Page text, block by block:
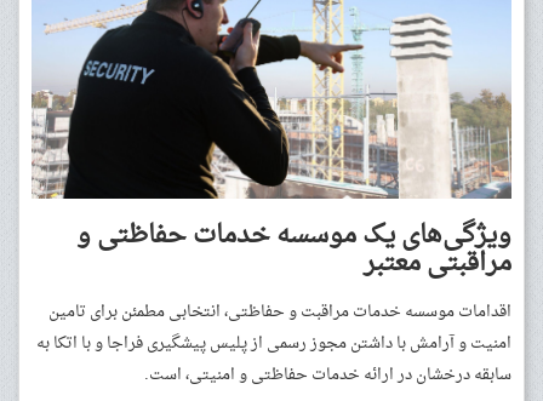
ویژگی‌های یک موسسه خدمات حفاظتی و
مراقبتی معتبر
اقدامات موسسه خدمات مراقبت و حفاظتی، انتخابی مطمئن برای تامین
امنیت و آرامش با داشتن مجوز رسمی از پلیس پیشگیری فراجا و با اتکا به
سابقه درخشان در ارائه خدمات حفاظتی و امنیتی، است.